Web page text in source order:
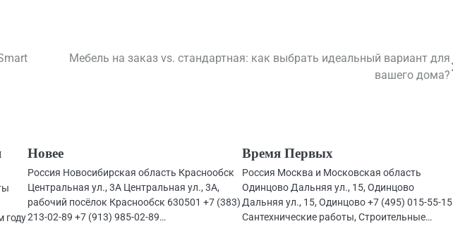
Мебель на заказ vs. стандартная: как выбрать идеальный вариант для
вашего дома?
году
Новее
Россия Новосибирская область Краснообск
Центральная ул., 3А Центральная ул., 3А,
рабочий посёлок Краснообск 630501 +7 (383)
213-02-89 +7 (913) 985-02-89…
Время Первых
Россия Москва и Московская область
Одинцово Дальняя ул., 15, Одинцово
Дальняя ул., 15, Одинцово +7 (495) 015-55-15
Сантехнические работы, Строительные…